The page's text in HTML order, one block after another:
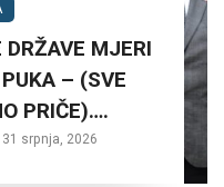
DRŽAVE MJERI
– (SVE
PRIČE)….
31 srpnja, 2026